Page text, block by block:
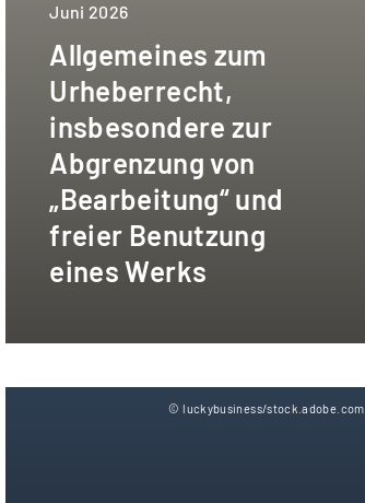
Juni 2026
Allgemeines zum
Urheberrecht,
insbesondere zur
Abgrenzung von
„Bearbeitung“ und
freier Benutzung
eines Werks
© luckybusiness/stock.adobe.com